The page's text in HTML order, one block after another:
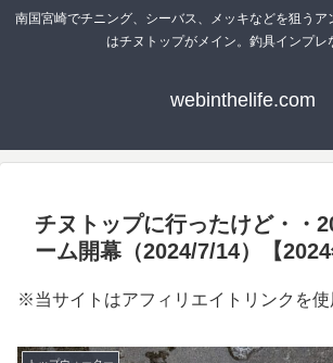
南国宮崎でチニング、シーバス、メッキなどを狙うア
はチヌトップがメイン。釣具インプレ
webinthelife.com
チヌトップに行ったけど・・
ーム開幕（2024/7/14）【2024
※当サイトはアフィリエイトリンクを使